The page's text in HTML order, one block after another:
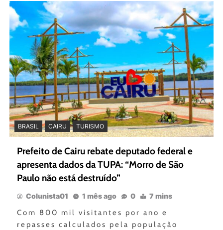
BRASIL CAIRU TURISMO
Prefeito de Cairu rebate deputado federal e
apresenta dados da TUPA: “Morro de São
Paulo não está destruído”
Colunista01 1 mês ago 0 7 mins
Com 800 mil visitantes por ano e
repasses calculados pela população